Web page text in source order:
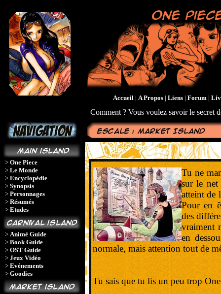
Accueil | A Propos | Liens | Forum |
Comment ? Vous voulez savoir le secret
> One Piece
> Le Monde
> Encyclopédie
> Synopsis
> Personnages
> Résumés
> Etudes
> Animé Guide
> Book Guide
> OST Guide
> Jeux Vidéo
> Evénements
> Goodies
Tu ne
sur le net
atteint de
Pour en
des
vraiment
en
normale, mais attention tout de
Tu sais que tu lis un peu trop